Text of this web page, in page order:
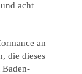
acht
an
die dieses